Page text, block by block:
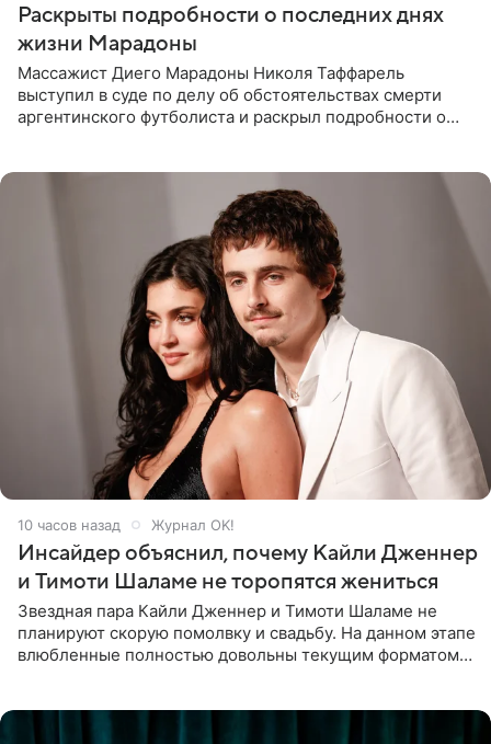
Раскрыты подробности о последних днях
жизни Марадоны
Массажист Диего Марадоны Николя Таффарель
выступил в суде по делу об обстоятельствах смерти
аргентинского футболиста и раскрыл подробности о
10 часов назад Журнал OK!
Инсайдер объяснил, почему Кайли Дженнер
и Тимоти Шаламе не торопятся жениться
Звездная пара Кайли Дженнер и Тимоти Шаламе не
планируют скорую помолвку и свадьбу. На данном этапе
влюбленные полностью довольны текущим форматом